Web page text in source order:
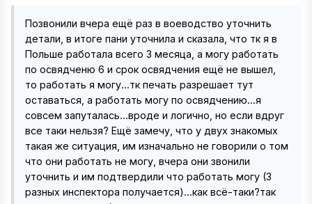
Позвонили вчера ещё раз в воеводство уточнить
детали, в итоге пани уточнила и сказала, что тк я в
Польше работала всего 3 месяца, а могу работать
по освядченю 6 и срок освядчения ещё не вышел,
то работать я могу...тк печать разрешает тут
оставаться, а работать могу по освядчению...я
совсем запуталась...вроде и логично, но если вдруг
все таки нельзя? Ещё замечу, что у двух знакомых
такая же ситуация, им изначально не говорили о том
что они работать не могу, вчера они звонили
уточнить и им подтвердили что работать могу (3
разных инспектора получается)...как всё-таки?так